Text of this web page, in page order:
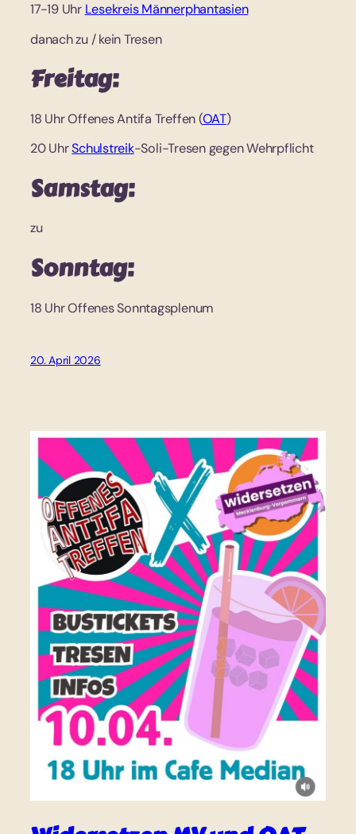
17-19 Uhr Lesekreis Männerphantasien
danach zu / kein Tresen
Freitag:
18 Uhr Offenes Antifa Treffen (OAT)
20 UhrSchulstreik-Soli-Tresen gegen Wehrpflicht
Samstag:
zu
Sonntag:
18 Uhr Offenes Sonntagsplenum
20. April 2026